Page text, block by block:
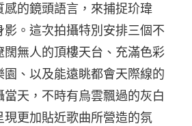
感的鏡頭語言，來捕捉玠瑋
影。這次拍攝特別安排三個不
闊無人的頂樓天台、充滿色彩
、以及能遠眺都會天際線的
天，不時有烏雲飄過的灰白
現更加貼近歌曲所營造的氛